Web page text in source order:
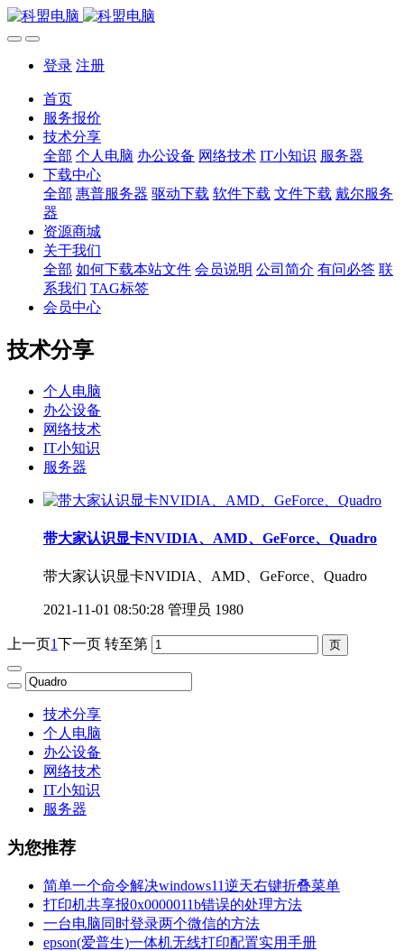
登录 注册
首页
服务报价
技术分享
全部 个人电脑 办公设备 网络技术 IT小知识 服务器
下载中心
全部 惠普服务器 驱动下载 软件下载 文件下载 戴尔服务
器
资源商城
关于我们
全部 如何下载本站文件 会员说明 公司简介 有问必答 联
系我们 TAG标签
会员中心
技术分享
个人电脑
办公设备
网络技术
IT小知识
服务器
带大家认识显卡NVIDIA、AMD、GeForce、Quadro
带大家认识显卡NVIDIA、AMD、GeForce、Quadro
2021-11-01 08:50:28 管理员 1980
上一页1下一页 转至第
技术分享
个人电脑
办公设备
网络技术
IT小知识
服务器
为您推荐
简单一个命令解决windows11逆天右键折叠菜单
打印机共享报0x0000011b错误的处理方法
一台电脑同时登录两个微信的方法
epson(爱普生)一体机无线打印配置实用手册